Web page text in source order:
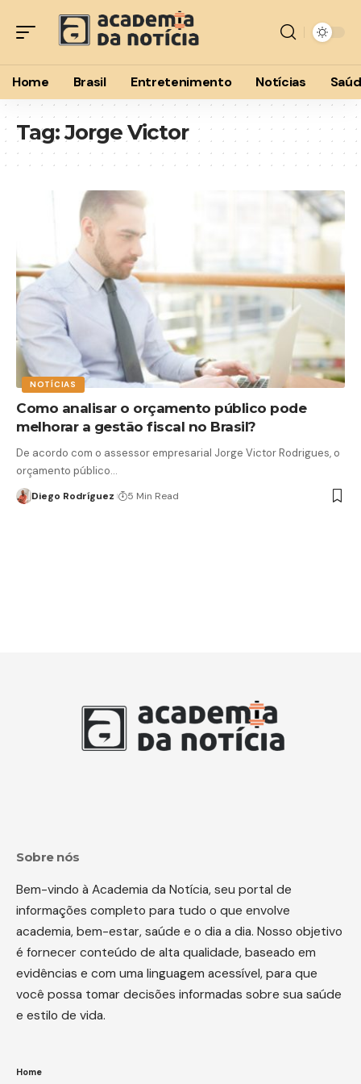
Home Brasil Entretenimento Notícias
Tag:Jorge Victor
NOTÍCIAS
Como analisar o orçamento público pode
melhorar a gestão fiscal no Brasil?
De acordo com o assessor empresarial Jorge Victor Rodrigues, o
orçamento público…
Diego Rodríguez 5 Min Read
Sobre nós
Bem-vindo à Academia da Notícia, seu portal de
informações completo para tudo o que envolve
academia, bem-estar, saúde e o dia a dia. Nosso objetivo
é fornecer conteúdo de alta qualidade, baseado em
evidências e com uma linguagem acessível, para que
você possa tomar decisões informadas sobre sua saúde
e estilo de vida.
Home